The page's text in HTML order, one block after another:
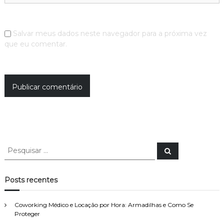
Salvar meus dados neste navegador para a próxima vez
que eu comentar.
P
q
u
s
P
e
s
Posts recentes
Coworking Médico e Locação por Hora: Armadilhas e Como Se
Proteger